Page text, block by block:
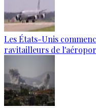
Les États-Unis
ravitailleurs de